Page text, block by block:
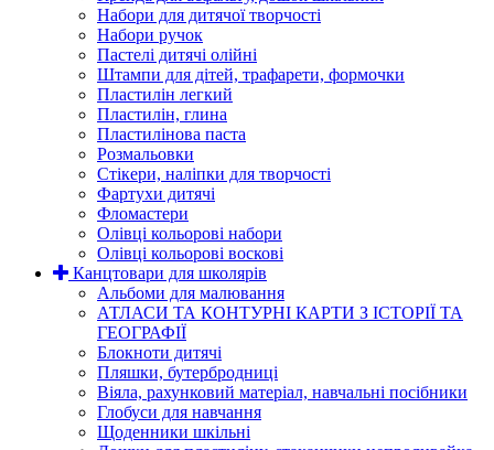
Набори для дитячої творчості
Набори ручок
Пастелі дитячі олійні
Штампи для дітей, трафарети, формочки
Пластилін легкий
Пластилін, глина
Пластилінова паста
Розмальовки
Стікери, наліпки для творчості
Фартухи дитячі
Фломастери
Олівці кольорові набори
Олівці кольорові воскові
Канцтовари для школярів
Альбоми для малювання
АТЛАСИ ТА КОНТУРНІ КАРТИ З ІСТОРІЇ ТА
ГЕОГРАФІЇ
Блокноти дитячі
Пляшки, бутербродниці
Віяла, рахунковий матеріал, навчальні посібники
Глобуси для навчання
Щоденники шкільні